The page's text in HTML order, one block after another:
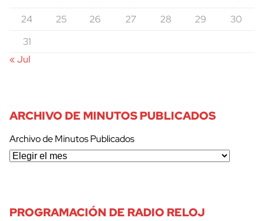
cerrar
24
25 26 27 28 29
30
31
« Jul
ARCHIVO DE MINUTOS PUBLICADOS
Archivo de Minutos Publicados
PROGRAMACIÓN DE RADIO RELOJ